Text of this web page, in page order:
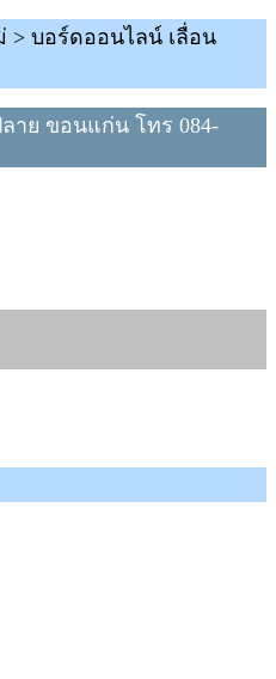
> บอร์ดออนไลน์ เลื่อน
ลาย ขอนแก่น โทร 084-